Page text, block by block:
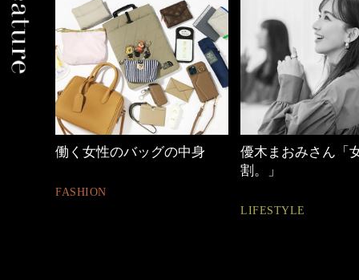
優木まおみさん「女の時間
心地よくいられる
とは
FASHION